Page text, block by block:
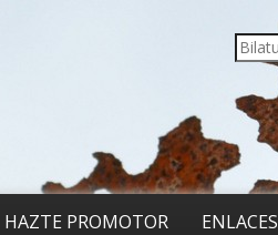
HAZTE PROMOTOR ENLACES